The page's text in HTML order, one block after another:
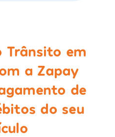
Trânsito em
a Zapay
de
do seu